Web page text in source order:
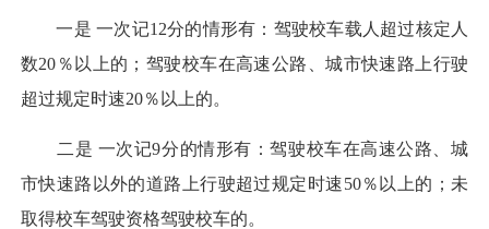
一是 一次记12分的情形有：驾驶校车载人超过核定人
数20％以上的；驾驶校车在高速公路、城市快速路上行驶
超过规定时速20％以上的。
二是 一次记9分的情形有：驾驶校车在高速公路、城
市快速路以外的道路上行驶超过规定时速50％以上的；未
取得校车驾驶资格驾驶校车的。